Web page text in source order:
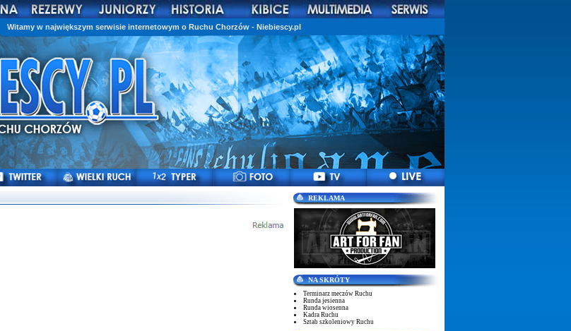
Witamy w największym serwisie internetowym o Ruchu Chorzów - Niebiescy.pl
REKLAMA
NA SKRÓTY
Terminarz meczów Ruchu
Runda jesienna
Runda wiosenna
Kadra Ruchu
Sztab szkoleniowy Ruchu